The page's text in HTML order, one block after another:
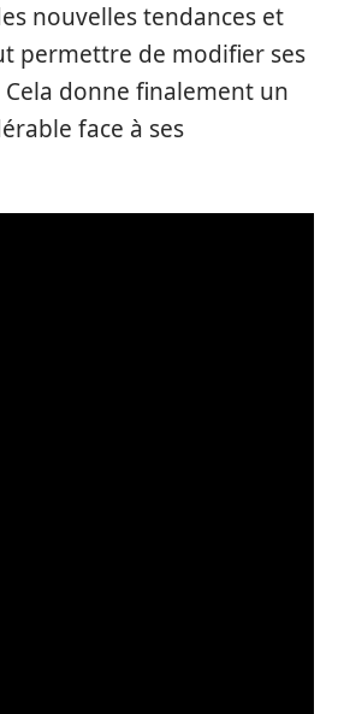
nouvelles tendances et
permettre de modifier ses
donne finalement un
face à ses